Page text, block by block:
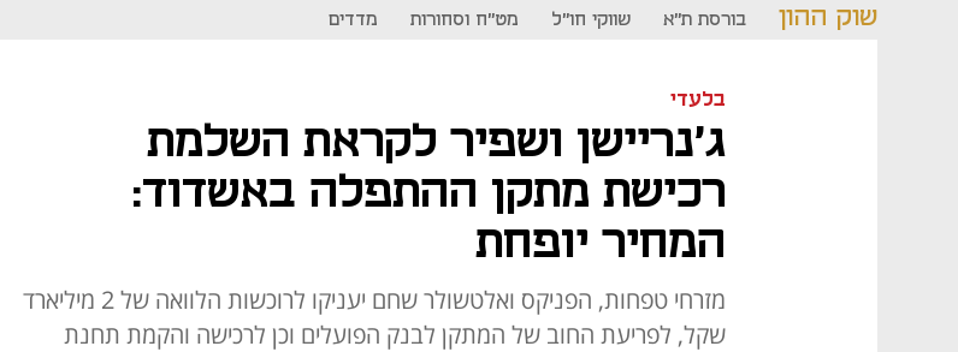
שוק ההון בורסת ת"א שווקי חו"ל מט"ח וסחורות מדדים
בלעדי
ג'נריישן ושפיר לקראת השלמת
רכישת מתקן ההתפלה באשדוד:
המחיר יופחת
מזרחי טפחות, הפניקס ואלטשולר שחם יעניקו לרוכשות הלוואה של 2 מיליארד
שקל, לפריעת החוב של המתקן לבנק הפועלים וכן לרכישה והקמת תחנת